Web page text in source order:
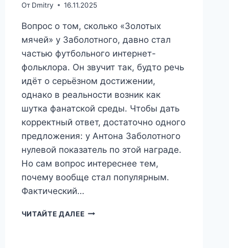
От Dmitry 16.11.2025
Вопрос о том, сколько «Золотых
мячей» у Заболотного, давно стал
частью футбольного интернет-
фольклора. Он звучит так, будто речь
идёт о серьёзном достижении,
однако в реальности возник как
шутка фанатской среды. Чтобы дать
корректный ответ, достаточно одного
предложения: у Антона Заболотного
нулевой показатель по этой награде.
Но сам вопрос интереснее тем,
почему вообще стал популярным.
Фактический…
ЧИТАЙТЕ ДАЛЕЕСКОЛЬКО